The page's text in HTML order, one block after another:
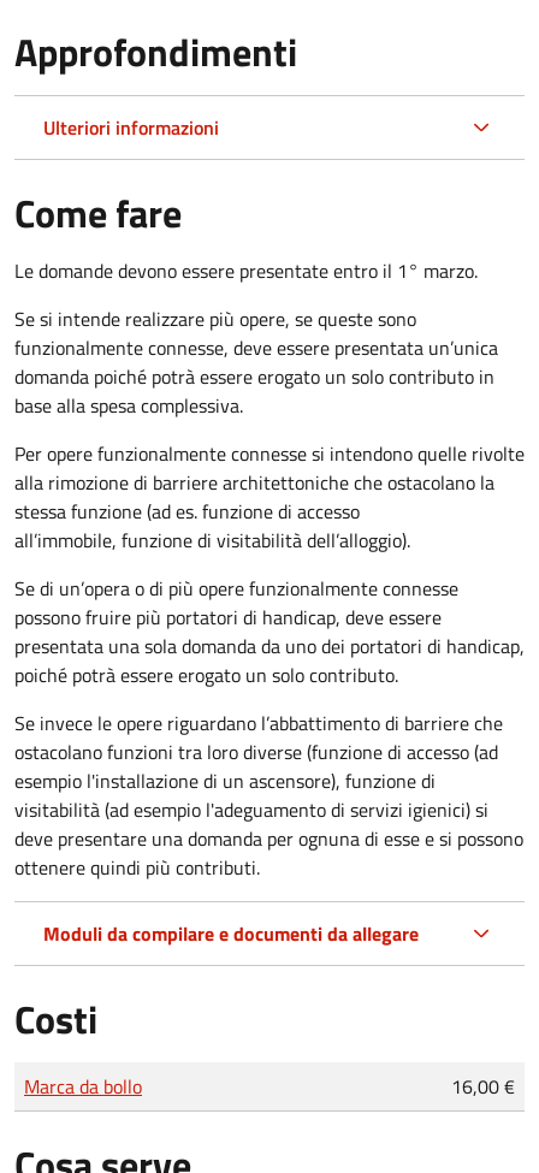
Approfondimenti
Ulteriori informazioni
Come fare
Le domande devono essere presentate entro il 1° marzo.
Se si intende realizzare più opere, se queste sono
funzionalmente connesse, deve essere presentata un’unica
domanda poiché potrà essere erogato un solo contributo in
base alla spesa complessiva.
Per opere funzionalmente connesse si intendono quelle rivolte
alla rimozione di barriere architettoniche che ostacolano la
stessa funzione (ad es. funzione di accesso
all’immobile, funzione di visitabilità dell’alloggio).
Se di un’opera o di più opere funzionalmente connesse
possono fruire più portatori di handicap, deve essere
presentata una sola domanda da uno dei portatori di handicap,
poiché potrà essere erogato un solo contributo.
Se invece le opere riguardano l’abbattimento di barriere che
ostacolano funzioni tra loro diverse (funzione di accesso (ad
esempio l'installazione di un ascensore), funzione di
visitabilità (ad esempio l'adeguamento di servizi igienici) si
deve presentare una domanda per ognuna di esse e si possono
ottenere quindi più contributi.
Moduli da compilare e documenti da allegare
Costi
Tipo di pagamento
Importo
Marca da bollo 16,00 €